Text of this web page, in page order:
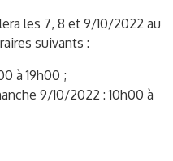
les 7, 8 et 9/10/2022 au
suivants :
à 19h00 ;
9/10/2022 : 10h00 à